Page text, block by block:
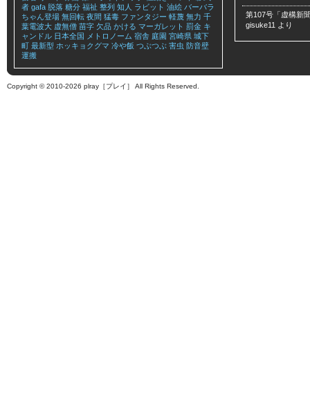
者 gafa 脱落 糖分 福祉 整列 知人 ラビット 油絵 バーバラ
ちゃん登場 無回転 夜間 猛毒 ファンタジー 軽蔑 無力 千
葉電波大 虚無僧 苗字 欠品 かける マーガレット 罰金 キ
ャンドル 日本全国 メトロノーム 宿舎 庭園 宮崎県 城下
町 最新型 ホッキョクグマ 冷や飯 つぶつぶ 害虫 防音壁
運搬
第107号「虚構新
gisuke11 より
Copyright © 2010-2026 plray［プレイ］ All Rights Reserved.